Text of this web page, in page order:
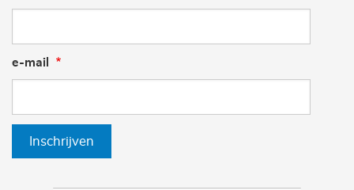
e-mail
Inschrijven